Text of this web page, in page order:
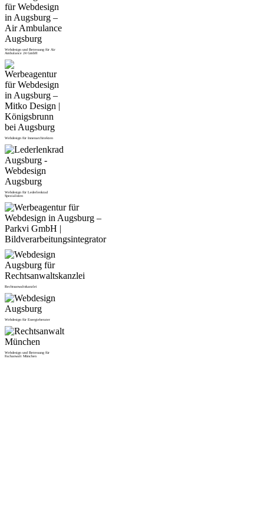
Webdesign und Betreuung für Air
Ambulance 24 GmbH
Webdesign für Innenarchitekten
Webdesign für Lederlenkrad
Spezialisten
Rechtsanwaltskanzlei
Webdesign für Energieberater
Webdesign und Betreuung für
Fachanwalt München